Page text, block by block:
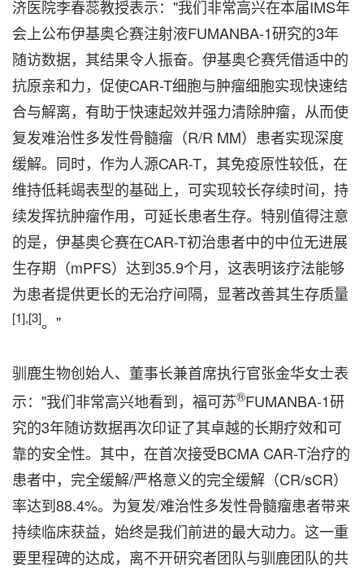
济医院李春蕊教授表示："我们非常高兴在本届IMS年
会上公布伊基奥仑赛注射液FUMANBA-1研究的3年
随访数据，其结果令人振奋。伊基奥仑赛凭借适中的
抗原亲和力，促使CAR-T细胞与肿瘤细胞实现快速结
合与解离，有助于快速起效并强力清除肿瘤，从而使
复发难治性多发性骨髓瘤（R/R MM）患者实现深度
缓解。同时，作为人源CAR-T，其免疫原性较低，在
维持低耗竭表型的基础上，可实现较长存续时间，持
续发挥抗肿瘤作用，可延长患者生存。特别值得注意
的是，伊基奥仑赛在CAR-T初治患者中的中位无进展
生存期（mPFS）达到35.9个月，这表明该疗法能够
为患者提供更长的无治疗间隔，显著改善其生存质量
[1],[3]。"
驯鹿生物创始人、董事长兼首席执行官张金华女士表
示："我们非常高兴地看到，福可苏®FUMANBA-1研
究的3年随访数据再次印证了其卓越的长期疗效和可
靠的安全性。其中，在首次接受BCMA CAR-T治疗的
患者中，完全缓解/严格意义的完全缓解（CR/sCR）
率达到88.4%。为复发/难治性多发性骨髓瘤患者带来
持续临床获益，始终是我们前进的最大动力。这一重
要里程碑的达成，离不开研究者团队与驯鹿团队的共